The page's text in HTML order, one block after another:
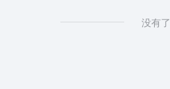
没有了